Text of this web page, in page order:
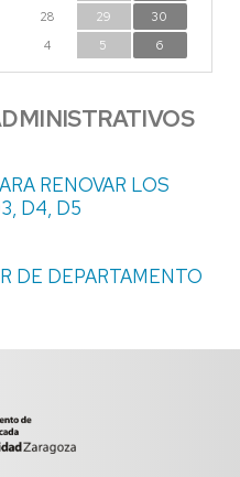
28 29
30
4 5 6
RENOVAR LOS
D4, D5
DE DEPARTAMENTO